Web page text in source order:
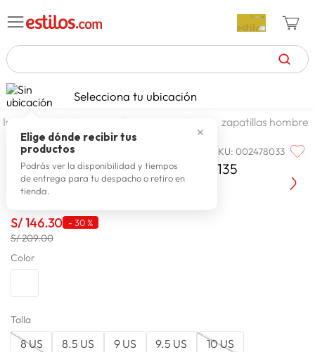
TÉRMINOS MÁS BUSCADOS
1. celulares
2. zapatillas mujer
3. zapatillas hombre
4. moda
6. tv
7.
10. spiderman
Selecciona tu ubicación
✕
Elige dónde recibir tus
productos
Podrás ver la disponibilidad y tiempos
de entrega para tu despacho o retiro en
tienda.
calzado y zapatillas zapatillas zapatillas hombre
REEBOK SKU:002478033
Reebok Zapatilla Hombre 100075135
S/146.30 - 30 %
S/ 209.00
Color
Talla
8 US 8.5 US 9 US 9.5 US 10 US